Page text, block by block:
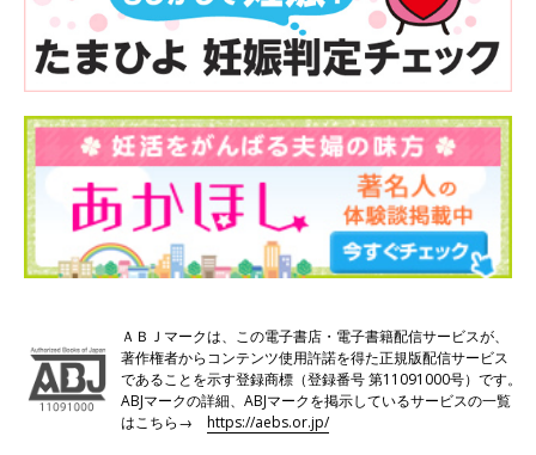
ＡＢＪマークは、この電子書店・電子書籍配信サービスが、
著作権者からコンテンツ使用許諾を得た正規版配信サービス
であることを示す登録商標（登録番号 第11091000号）です。
ABJマークの詳細、ABJマークを掲示しているサービスの一覧
はこちら→https://aebs.or.jp/